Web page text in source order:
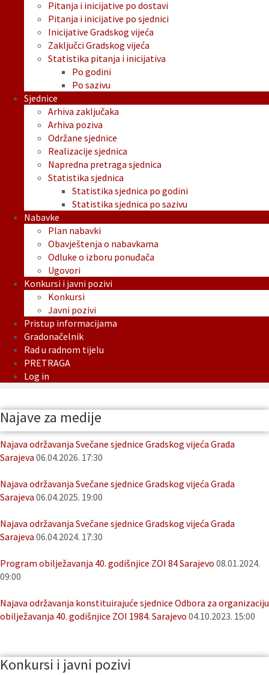
Pitanja i inicijative po dostavi
Pitanja i inicijative po sjednici
Inicijative Gradskog vijeća
Zaključci Gradskog vijeća
Statistika pitanja i inicijativa
Po godini
Po sazivu
Sjednice
Arhiva zaključaka
Arhiva poziva
Održane sjednice
Realizacije sjednica
Napredna pretraga sjednica
Statistika sjednica
Statistika sjednica po godini
Statistika sjednica po sazivu
Nabavke
Plan nabavki
Obavještenja o nabavkama
Odluke o izboru ponuđača
Ugovori
Konkursi i javni pozivi
Konkursi
Javni pozivi
Pristup informacijama
Gradonačelnik
Rad u radnom tijelu
PRETRAGA
Log in
Najave za medije
Najava održavanja Svečane sjednice Gradskog vijeća Grada
Sarajeva 06.04.2026. 17:30
Najava održavanja Svečane sjednice Gradskog vijeća Grada
Sarajeva 06.04.2025. 19:00
Najava održavanja Svečane sjednice Gradskog vijeća Grada
Sarajeva 06.04.2024. 17:30
Program obilježavanja 40. godišnjice ZOI 84 Sarajevo 08.01.2024.
09:00
Najava održavanja konstituirajuće sjednice Odbora za organizaciju
obilježavanja 40. godišnjice ZOI 1984. Sarajevo 04.10.2023. 15:00
Konkursi i javni pozivi